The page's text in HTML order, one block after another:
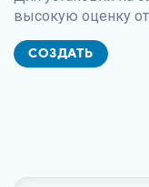
высокую оценку
СОЗДАТЬ